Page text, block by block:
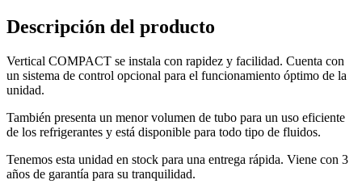
Descripción del producto
Vertical COMPACT se instala con rapidez y facilidad. Cuenta con
un sistema de control opcional para el funcionamiento óptimo de la
unidad.
También presenta un menor volumen de tubo para un uso eficiente
de los refrigerantes y está disponible para todo tipo de fluidos.
Tenemos esta unidad en stock para una entrega rápida. Viene con 3
años de garantía para su tranquilidad.